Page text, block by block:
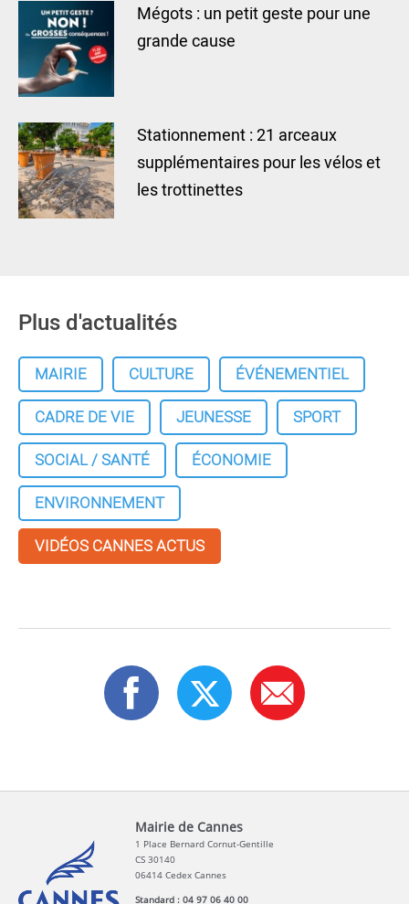
Mégots : un petit geste pour une
grande cause
Stationnement : 21 arceaux
supplémentaires pour les vélos et
les trottinettes
Plus d'actualités
MAIRIE CULTURE
ÉVÉNEMENTIEL
CADRE DE VIE
JEUNESSE
SPORT
SOCIAL / SANTÉ
ÉCONOMIE
ENVIRONNEMENT
VIDÉOS CANNES ACTUS
Mairie de Cannes
1 Place Bernard Cornut-Gentille
CS 30140
06414 Cedex Cannes
Standard : 04 97 06 40 00